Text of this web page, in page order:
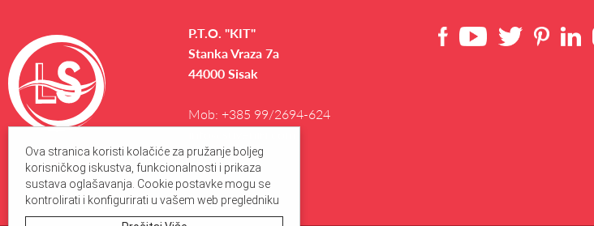
Ova stranica koristi kolačiće za pružanje boljeg
korisničkog iskustva, funkcionalnosti i prikaza
sustava oglašavanja. Cookie postavke mogu se
kontrolirati i konfigurirati u vašem web pregledniku
P.T.O. "KIT"
Stanka Vraza 7a
44000 Sisak
Mob: +385 99/2694-624